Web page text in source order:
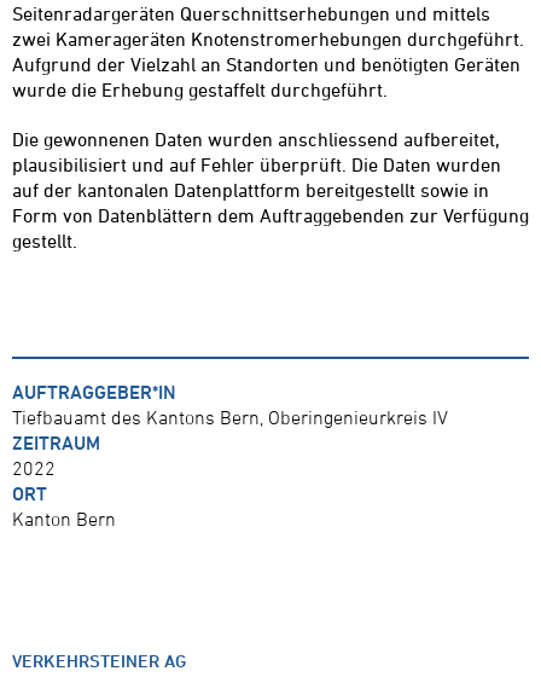
Seitenradargeräten Querschnittserhebungen und mittels
zwei Kamerageräten Knotenstromerhebungen durchgeführt.
Aufgrund der Vielzahl an Standorten und benötigten Geräten
wurde die Erhebung gestaffelt durchgeführt.
Die gewonnenen Daten wurden anschliessend aufbereitet,
plausibilisiert und auf Fehler überprüft. Die Daten wurden
auf der kantonalen Datenplattform bereitgestellt sowie in
Form von Datenblättern dem Auftraggebenden zur Verfügung
gestellt.
AUFTRAGGEBER*IN
Tiefbauamt des Kantons Bern, Oberingenieurkreis IV
ZEITRAUM
2022
ORT
Kanton Bern
VERKEHRSTEINER AG